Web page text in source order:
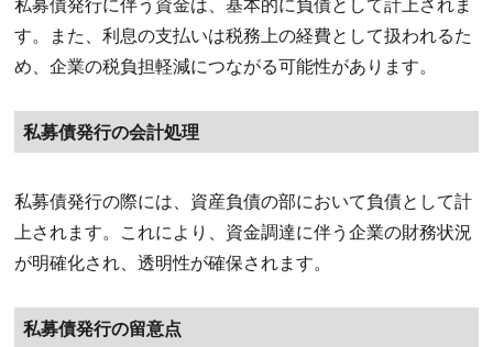
私募債発行に伴う資金は、基本的に負債として計上されま
す。また、利息の支払いは税務上の経費として扱われるた
め、企業の税負担軽減につながる可能性があります。
私募債発行の会計処理
私募債発行の際には、資産負債の部において負債として計
上されます。これにより、資金調達に伴う企業の財務状況
が明確化され、透明性が確保されます。
私募債発行の留意点